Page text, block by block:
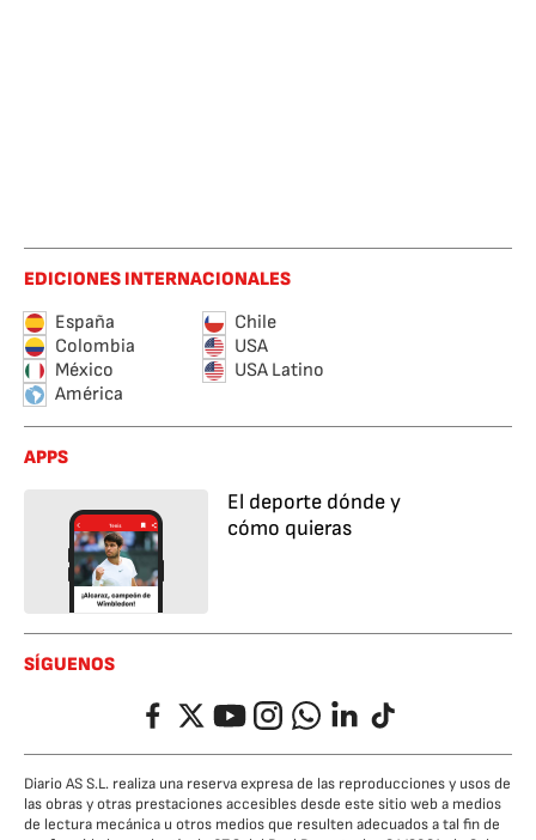
EDICIONES INTERNACIONALES
España
Chile
Colombia
USA
México
USA Latino
América
APPS
El deporte dónde y
cómo quieras
SÍGUENOS
FacebookTwitterYouTubeInstagramWhatsappLinkedIn
TikTok
Diario AS S.L. realiza una reserva expresa de las reproducciones y usos de
las obras y otras prestaciones accesibles desde este sitio web a medios
de lectura mecánica u otros medios que resulten adecuados a tal fin de